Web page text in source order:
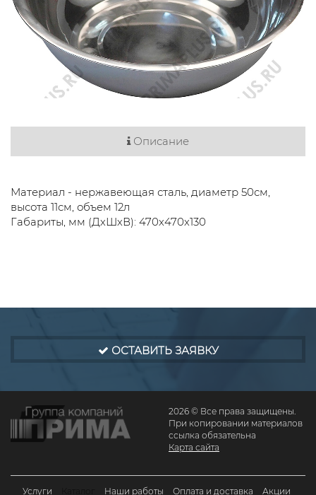
Описание
Материал - нержавеющая сталь, диаметр 50см,
высота 11см, объем 12л
Габариты, мм (ДхШхВ): 470х470х130
ОСТАВИТЬ ЗАЯВКУ
2026 © Все права защищены.
При копировании материалов
ссылка обязательна
Карта сайта
Услуги Наши работы Оплата и доставка Акции